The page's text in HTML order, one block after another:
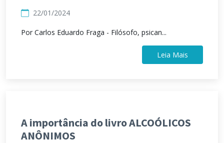
22/01/2024
Por Carlos Eduardo Fraga - Filósofo, psican...
Leia Mais
A importância do livro ALCOÓLICOS
ANÔNIMOS